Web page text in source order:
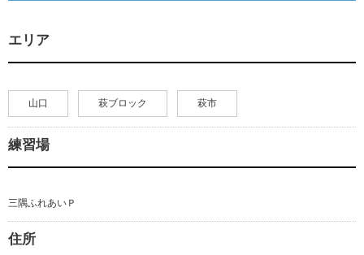
エリア
山口 萩ブロック 萩市
練習場
三隅ふれあいＰ
住所